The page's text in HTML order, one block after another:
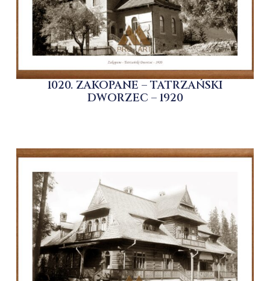
1020. ZAKOPANE – TATRZAŃSKI
DWORZEC – 1920